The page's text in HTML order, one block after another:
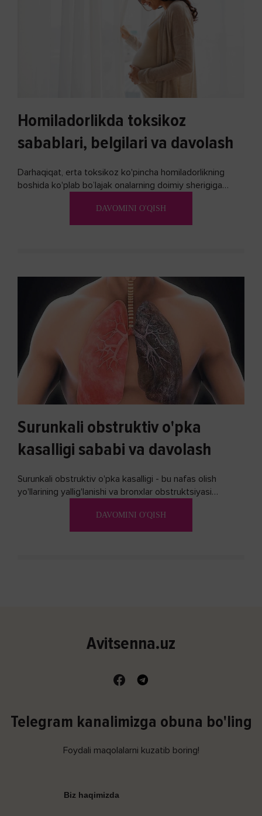
Homiladorlikda toksikoz
sabablari, belgilari va davolash
Darhaqiqat, erta toksikoz ko'pincha homiladorlikning
boshida ko'plab bo’lajak onalarning doimiy sherigiga
biron bir usuli bormi?DAVOMINI O'QISH
Surunkali obstruktiv o'pka
kasalligi sababi va davolash
Surunkali obstruktiv o'pka kasalligi - bu nafas olish
yo'llarining yallig'lanishi va bronxlar obstruktsiyasi
DAVOMINI O'QISH
Avitsenna.uz
Telegram kanalimizga obuna bo'ling
Foydali maqolalarni kuzatib boring!
Biz haqimizda